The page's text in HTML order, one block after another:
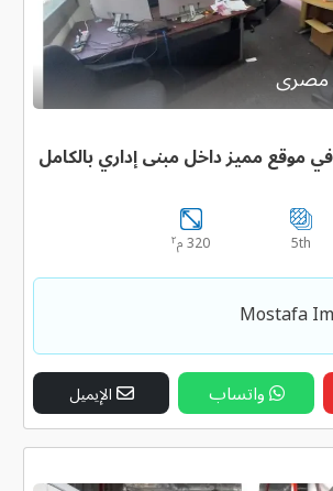
في موقع مميز داخل مبنى إداري بالكامل
5th 320 م ٢
Mostafa
واتساب الإيميل